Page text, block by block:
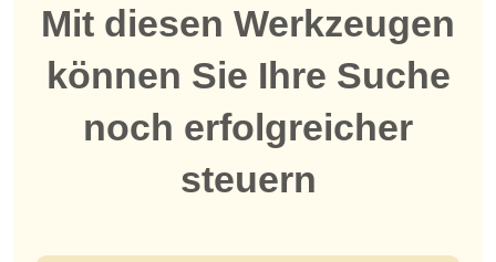
Mit diesen Werkzeugen
können Sie Ihre Suche
noch erfolgreicher
steuern